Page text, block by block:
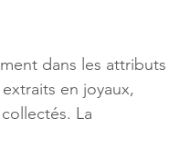
dans les attributs
en joyaux,
La